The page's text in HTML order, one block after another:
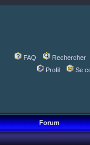
FAQ
Rechercher
Profil
Se
Forum